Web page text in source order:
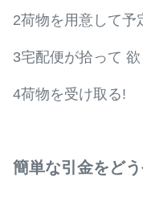
2荷物を用意して予
3宅配便が拾って
4荷物を受け取る!
簡単な引金をど